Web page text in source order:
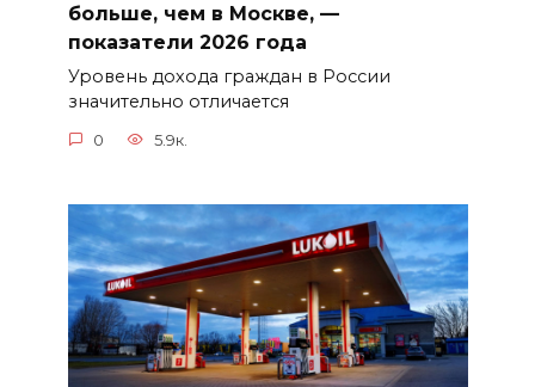
больше, чем в Москве, —
показатели 2026 года
Уровень дохода граждан в России
значительно отличается
0 5.9к.